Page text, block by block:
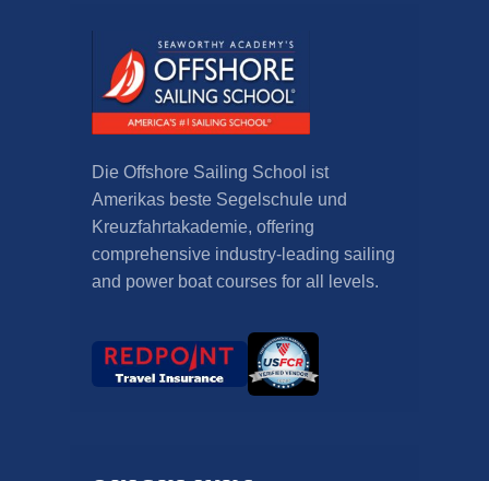
Die Offshore Sailing School ist
Amerikas beste Segelschule und
Kreuzfahrtakademie, offering
comprehensive industry-leading sailing
and power boat courses for all levels.